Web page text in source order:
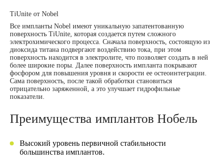
TiUnite от Nobel
Все импланты Nobel имеют уникальную запатентованную
поверхность TiUnite, которая создается путем сложного
электрохимического процесса. Сначала поверхность, состоящую из
диоксида титана подвергают воздействию тока, при этом
поверхность находится в электролите, что позволяет создать в ней
более широкие поры. Далее поверхность импланта покрывают
фосфором для повышения уровня и скорости ее остеоинтеграции.
Сама поверхность, после такой обработки становиться
отрицательно заряженной, а это улучшает гидрофильные
показатели.
Преимущества имплантов Нобель
Высокий уровень первичной стабильности
большинства имплантов.